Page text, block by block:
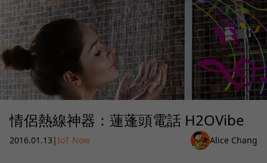
情侶熱線神器：蓮蓬頭電話 H2OVibe
2016.01.13 |IoT Now Alice Chang